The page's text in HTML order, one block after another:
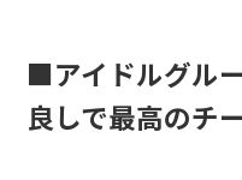
■アイドルグル
良しで最高のチ